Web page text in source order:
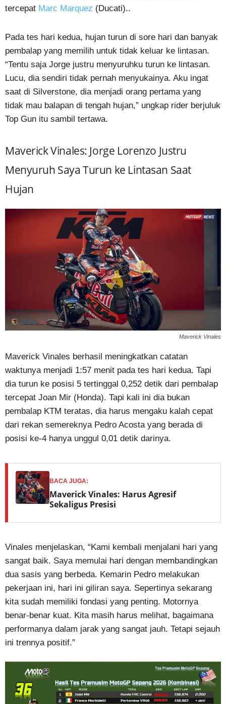
tercepat Marc Marquez (Ducati)..
Pada tes hari kedua, hujan turun di sore hari dan banyak
pembalap yang memilih untuk tidak keluar ke lintasan.
“Tentu saja Jorge justru menyuruhku turun ke lintasan.
Lucu, dia sendiri tidak pernah menyukainya. Aku ingat
saat di Silverstone, dia menjadi orang pertama yang
tidak mau balapan di tengah hujan,” ungkap rider berjuluk
Top Gun itu sambil tertawa.
Maverick Vinales: Jorge Lorenzo Justru
Menyuruh Saya Turun ke Lintasan Saat
Hujan
Maverick Vinales
Maverick Vinales berhasil meningkatkan catatan
waktunya menjadi 1:57 menit pada tes hari kedua. Tapi
dia turun ke posisi 5 tertinggal 0,252 detik dari pembalap
tercepat Joan Mir (Honda). Tapi kali ini dia bukan
pembalap KTM teratas, dia harus mengaku kalah cepat
dari rekan semereknya Pedro Acosta yang berada di
posisi ke-4 hanya unggul 0,01 detik darinya.
BACA JUGA:
Maverick Vinales: Harus Agresif
Sekaligus Presisi
Vinales menjelaskan, “Kami kembali menjalani hari yang
sangat baik. Saya memulai hari dengan membandingkan
dua sasis yang berbeda. Kemarin Pedro melakukan
pekerjaan ini, hari ini giliran saya. Sepertinya sekarang
kita sudah memiliki fondasi yang penting. Motornya
benar-benar kuat. Kita masih harus melihat, bagaimana
performanya dalam jarak yang sangat jauh. Tetapi sejauh
ini trennya positif.”